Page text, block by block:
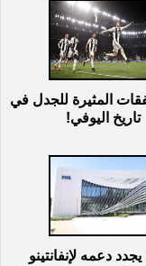
المثيرة للجدل في
تاريخ اليوفي!
FIFA يجدد دعمه لإنفانتينو